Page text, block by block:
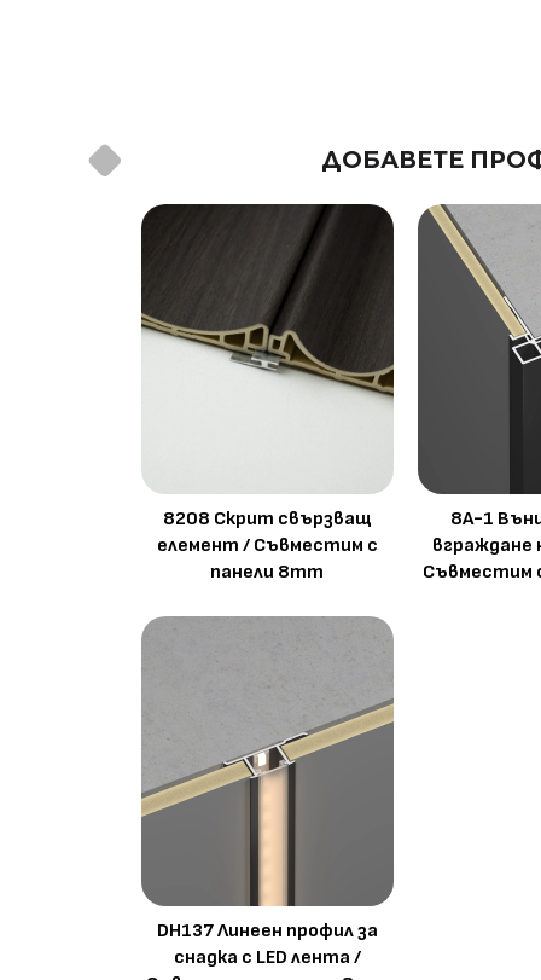
ДОБАВЕТЕ
8208 Скрит свързващ
елемент / Съвместим с
панели 8mm
8A-1
вграждане
Съвместим
DH137 Линеен профил за
снадка с LED лента /